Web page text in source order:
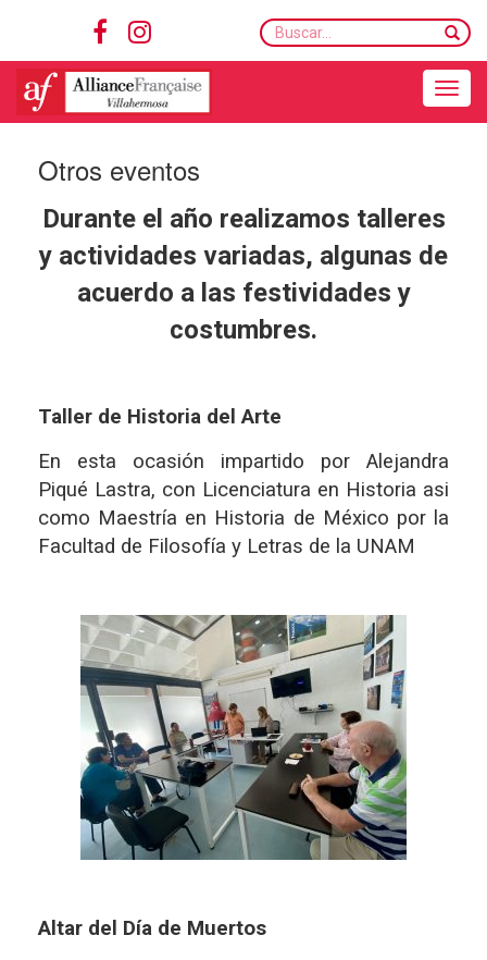
Buscar...
Otros eventos
Durante el año realizamos talleres
y actividades variadas, algunas de
acuerdo a las festividades y
costumbres.
Taller de Historia del Arte
En esta ocasión impartido por Alejandra
Piqué Lastra, con Licenciatura en Historia asi
como Maestría en Historia de México por la
Facultad de Filosofía y Letras de la UNAM
Altar del Día de Muertos